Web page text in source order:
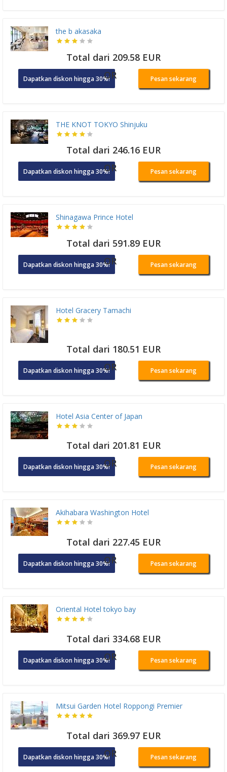
the b akasaka
Total dari 209.58 EUR
Dapatkan diskon hingga 30%!OR Pesan sekarang
THE KNOT TOKYO Shinjuku
Total dari 246.16 EUR
Dapatkan diskon hingga 30%!OR Pesan sekarang
Shinagawa Prince Hotel
Total dari 591.89 EUR
Dapatkan diskon hingga 30%!OR Pesan sekarang
Hotel Gracery Tamachi
Total dari 180.51 EUR
Dapatkan diskon hingga 30%!OR Pesan sekarang
Hotel Asia Center of Japan
Total dari 201.81 EUR
Dapatkan diskon hingga 30%!OR Pesan sekarang
Akihabara Washington Hotel
Total dari 227.45 EUR
Dapatkan diskon hingga 30%!OR Pesan sekarang
Oriental Hotel tokyo bay
Total dari 334.68 EUR
Dapatkan diskon hingga 30%!OR Pesan sekarang
Mitsui Garden Hotel Roppongi Premier
Total dari 369.97 EUR
Dapatkan diskon hingga 30%!OR Pesan sekarang